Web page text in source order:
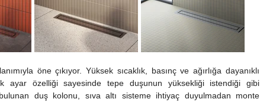
öne çıkıyor. Yüksek sıcaklık, basınç ve ağırlığa dayanıklı
ayar özelliği sayesinde tepe duşunun yüksekliği istendiği gibi
duş kolonu, sıva altı sisteme ihtiyaç duyulmadan monte